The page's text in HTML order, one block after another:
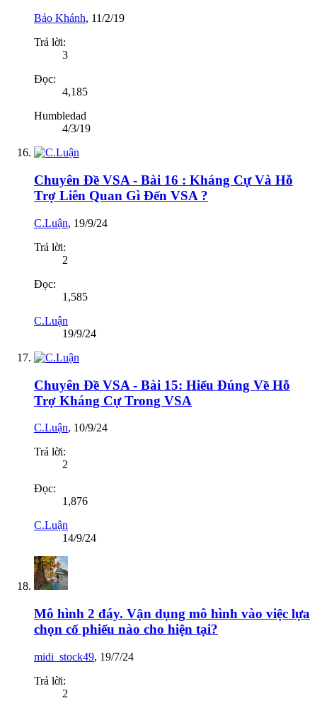
Bảo Khánh, 11/2/19
Trả lời:
3
Đọc:
4,185
Humbledad
4/3/19
Chuyên Đề VSA - Bài 16 : Kháng Cự Và Hỗ
Trợ Liên Quan Gì Đến VSA ?
C.Luận, 19/9/24
Trả lời:
2
Đọc:
1,585
C.Luận
19/9/24
Chuyên Đề VSA - Bài 15: Hiểu Đúng Về Hỗ
Trợ Kháng Cự Trong VSA
C.Luận, 10/9/24
Trả lời:
2
Đọc:
1,876
C.Luận
14/9/24
Mô hình 2 đáy. Vận dụng mô hình vào việc lựa
chọn cổ phiếu nào cho hiện tại?
midi_stock49, 19/7/24
Trả lời:
2